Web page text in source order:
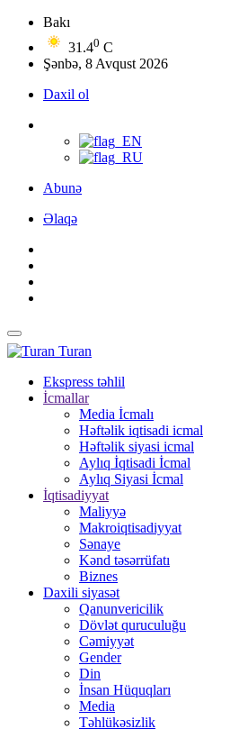
Bakı
31.40 C
Şənbə, 8 Avqust 2026
Daxil ol
Abunə
Əlaqə
Turan
Ekspress təhlil
İcmallar
Media İcmalı
Həftəlik iqtisadi icmal
Həftəlik siyasi icmal
Aylıq İqtisadi İcmal
Aylıq Siyasi İcmal
İqtisadiyyat
Maliyyə
Makroiqtisadiyyat
Sənaye
Kənd təsərrüfatı
Biznes
Daxili siyasət
Qanunvericilik
Dövlət quruculuğu
Cəmiyyət
Gender
Din
İnsan Hüquqları
Media
Təhlükəsizlik